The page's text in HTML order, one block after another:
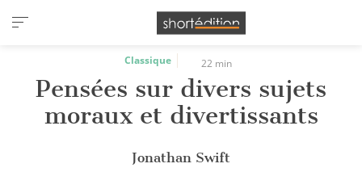
Panneau de gestion des cookies
Classique 22 min
Pensées sur divers sujets
moraux et divertissants
Jonathan Swift